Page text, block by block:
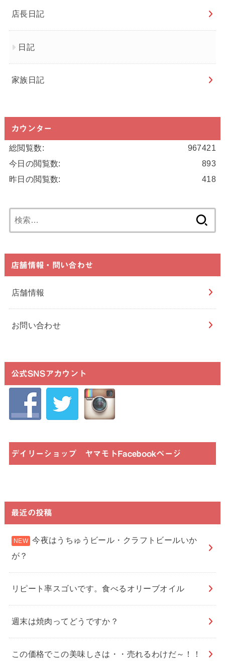
店長日記
日記
家族日記
カウンター
967421
総閲覧数:
893
今日の閲覧数:
418
昨日の閲覧数:
索:
店舗情報・問い合わせ
店舗情報
お問い合わせ
公式SNSアカウント
デイリーショップ ヤマモトFacebookページ
最近の投稿
今夜はうちゅうビール・クラフトビールいか
が？
リピート率スゴいです。食べるオリーブオイル
週末は焼肉ってどうですか？
この価格でこの美味しさは・・売れるわけだ～！！